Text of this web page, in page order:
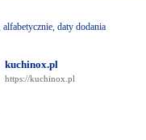
alfabetycznie, daty dodania
kuchinox.pl
https://kuchinox.pl